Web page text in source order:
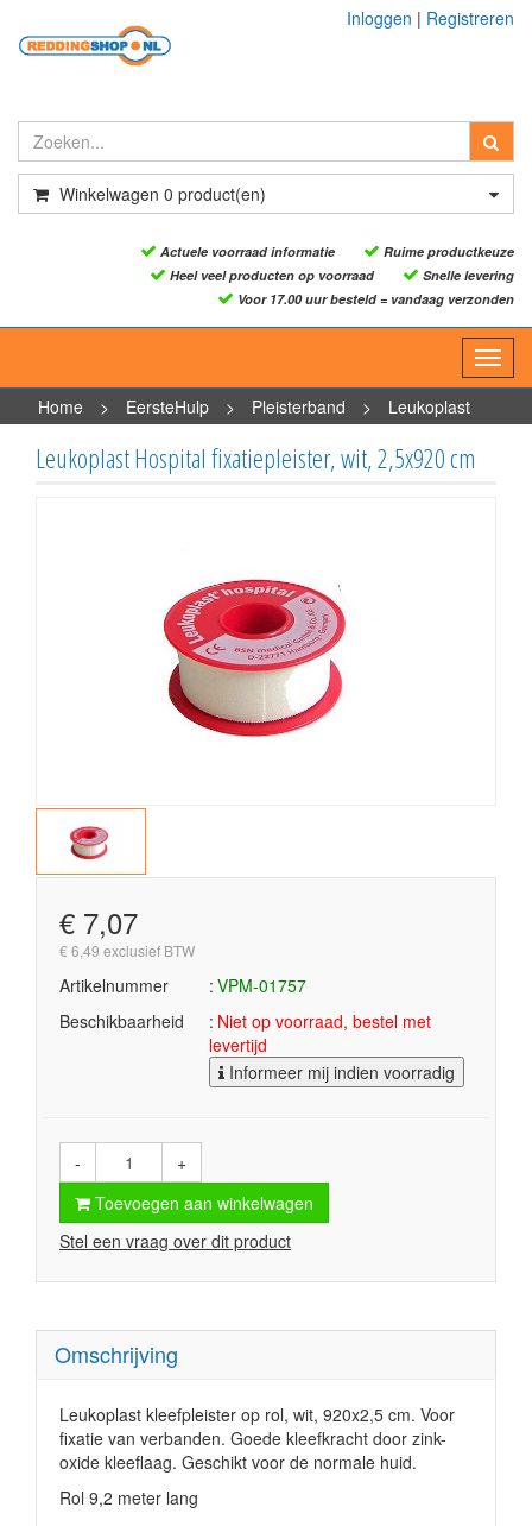
Inloggen | Registreren
Winkelwagen 0 product(en)
Actuele voorraad informatie
Ruime productkeuze
Heel veel producten op voorraad
Snelle levering
Voor 17.00 uur besteld = vandaag verzonden
Home
> EersteHulp > Pleisterband >
Leukoplast
Hospital fixatiepleister, wit, 2,5x920 cm
Leukoplast Hospital fixatiepleister, wit, 2,5x920 cm
€ 7,07
€ 6,49 exclusief BTW
Artikelnummer
VPM-01757
Beschikbaarheid
Niet op voorraad, bestel met
levertijd
Informeer mij indien voorradig
-
+
Toevoegen aan winkelwagen
Stel een vraag over dit product
Omschrijving
Leukoplast kleefpleister op rol, wit, 920x2,5 cm. Voor
fixatie van verbanden. Goede kleefkracht door zink-
oxide kleeflaag. Geschikt voor de normale huid.
Rol 9,2 meter lang